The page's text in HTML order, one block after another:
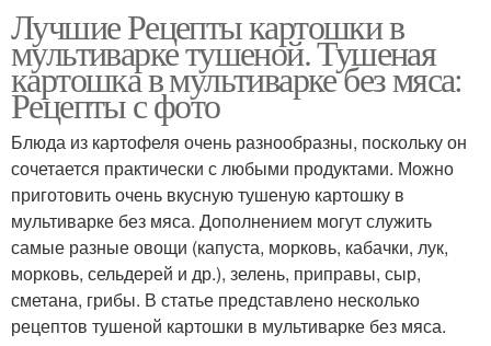
Лучшие Рецепты картошки в
мультиварке тушеной. Тушеная
картошка в мультиварке без мяса:
Рецепты с фото
Блюда из картофеля очень разнообразны, поскольку он
сочетается практически с любыми продуктами. Можно
приготовить очень вкусную тушеную картошку в
мультиварке без мяса. Дополнением могут служить
самые разные овощи (капуста, морковь, кабачки, лук,
морковь, сельдерей и др.), зелень, приправы, сыр,
сметана, грибы. В статье представлено несколько
рецептов тушеной картошки в мультиварке без мяса.